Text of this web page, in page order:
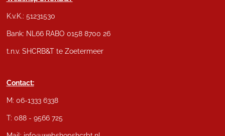
K.v.K.: 51231530
Bank: NL66 RABO 0158 8700 26
t.n.v. SHCRB&T te Zoetermeer
Contact:
M: 06-1333 6338
T: 088 - 9566 725